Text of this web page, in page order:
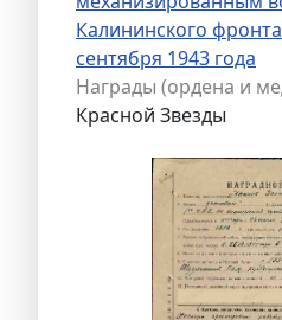
Калининского
сентября 1943 года
Награды (ордена и
Красной Звезды